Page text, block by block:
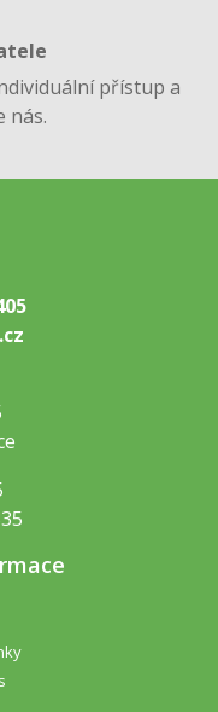
přístup a
nás.